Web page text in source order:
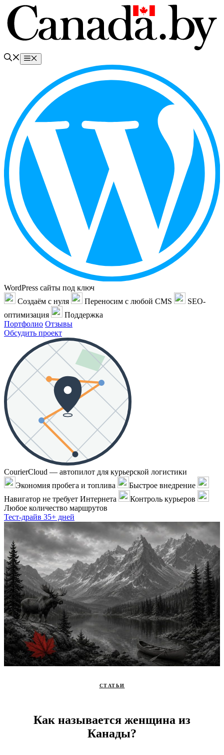
Перейти
содержимому
Меню
WordPress сайты под ключ
Создаём с нуля
Переносим с любой CMS
SEO-
оптимизация
Поддержка
Портфолио Отзывы
Обсудить проект
CourierCloud — автопилот для курьерской логистики
Экономия пробега и топлива
Быстрое внедрение
Навигатор не требует Интернета
Контроль курьеров
Любое количество маршрутов
Тест-драйв 35+ дней
СТАТЬИ
Как называется женщина из
Канады?